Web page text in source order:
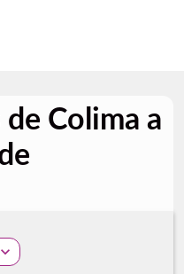
Colima a
expand_more